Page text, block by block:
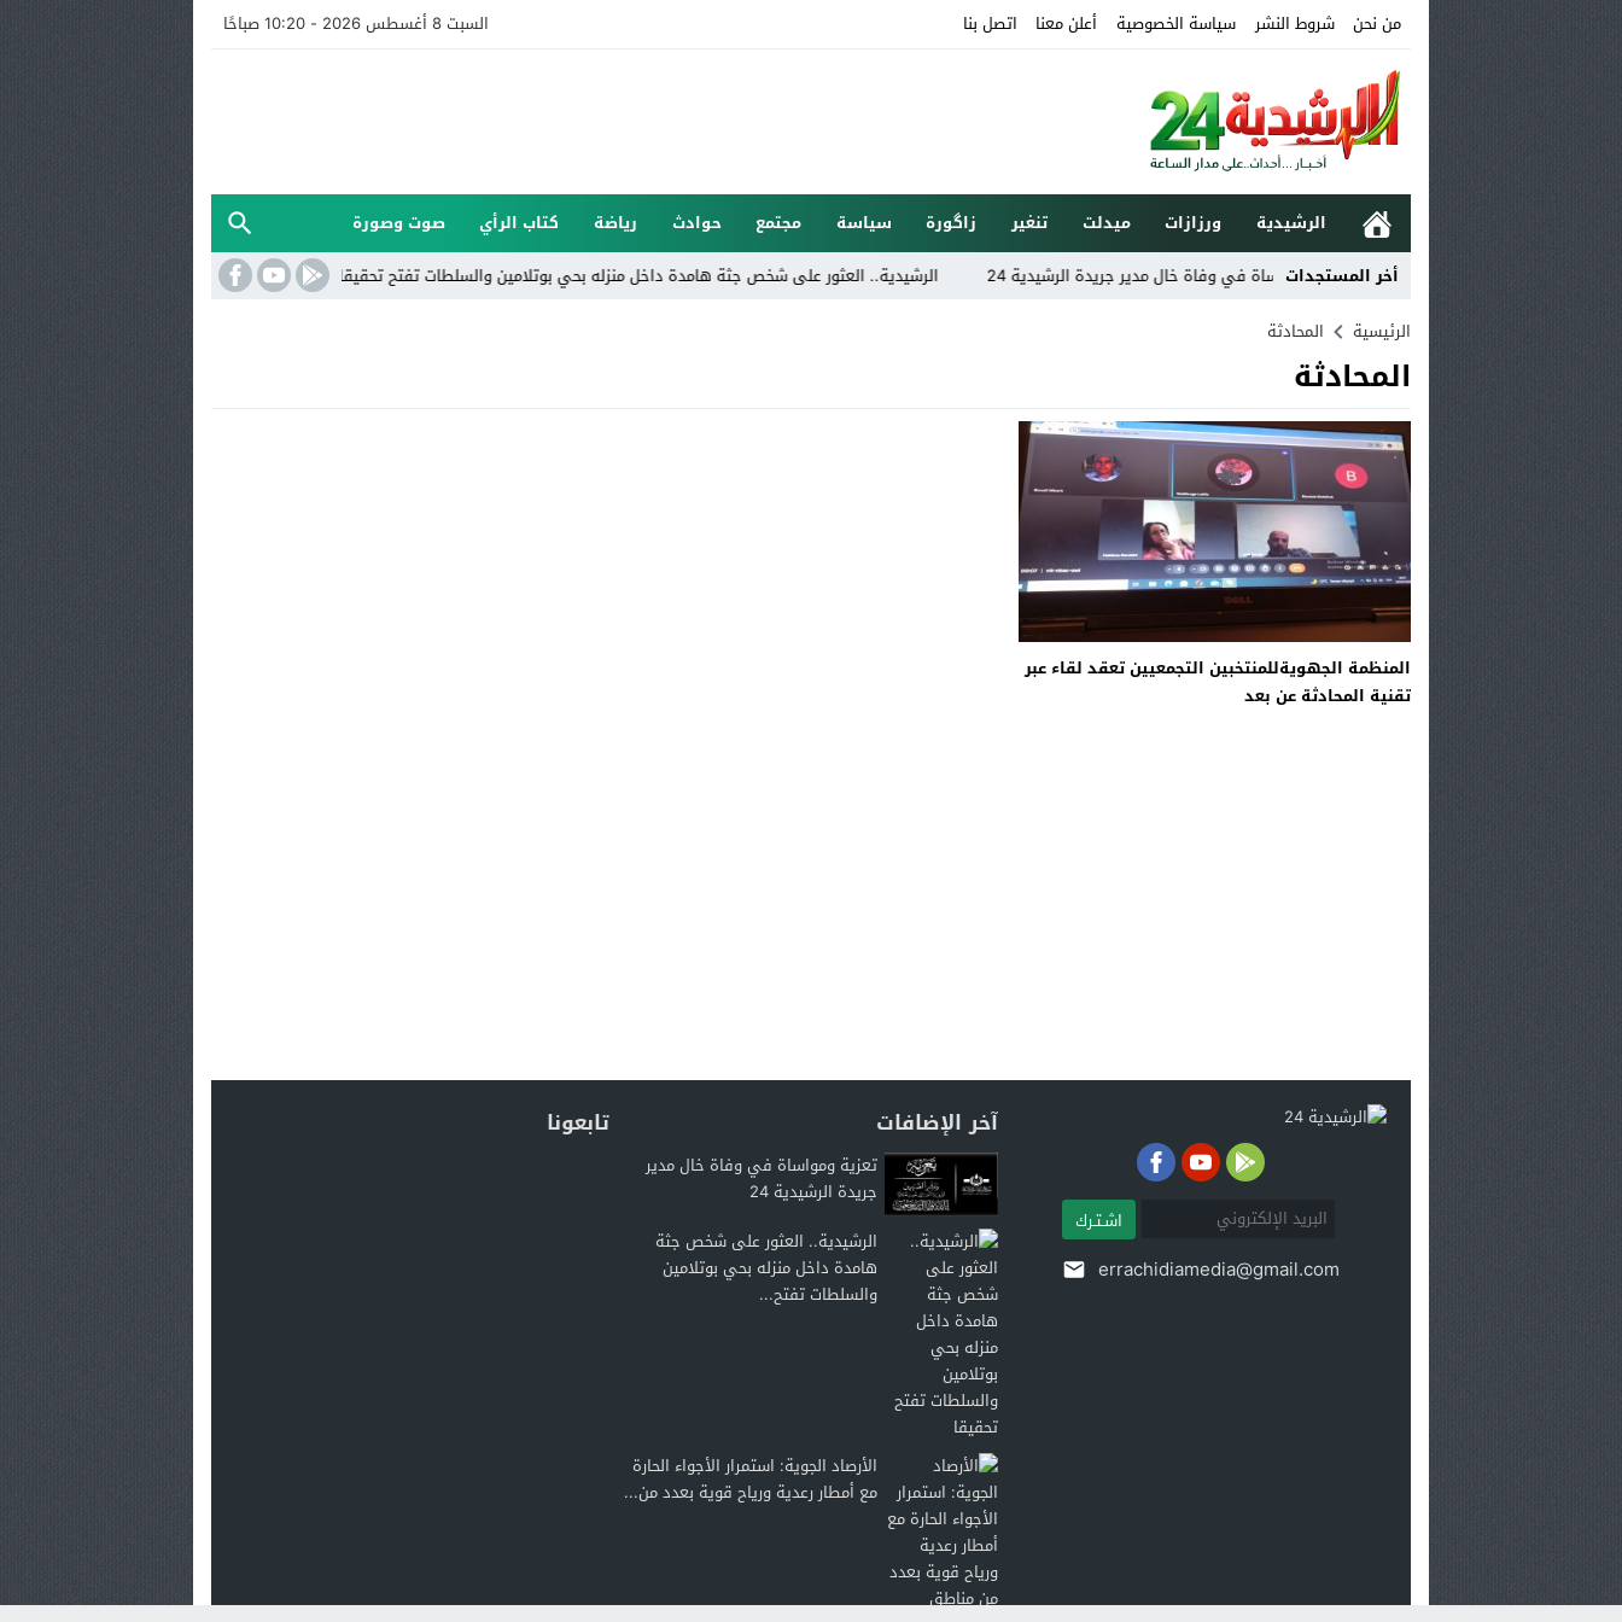
من نحن شروط النشر سياسة الخصوصية أعلن معنا اتصل بنا السبت 8 أغسطس 2026 - 10:20 صباحًا
الرشيدية ورزازات ميدلت تنغير زاگورة سياسة مجتمع حوادث رياضة كتاب الرأي
صوت وصورة
أخر المستجدات
تعزية ومواساة في وفاة خال مدير جريدة الرشيدية 24 الرشيدية.. العثور على شخص جثة هامدة داخل منزله بحي بوتلامين والسلطات تفتح تحقيقا
الأرصاد الجوية: استمرار الأجواء الحارة مع
الرئيسية
المحادثة
المحادثة
المنظمة الجهويةللمنتخبين التجمعيين تعقد لقاء عبر
تقنية المحادثة عن بعد
اشـتـرك
errachidiamedia@gmail.com
آخر الإضافات
تعزية ومواساة في وفاة خال مدير
جريدة الرشيدية 24
الرشيدية.. العثور على شخص جثة
هامدة داخل منزله بحي بوتلامين
والسلطات تفتح...
الأرصاد الجوية: استمرار الأجواء الحارة
مع أمطار رعدية ورياح قوية بعدد من...
تابعونا